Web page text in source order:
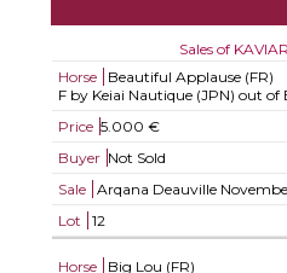
Sales of
Horse
Beautiful Applause (FR)
F by Keiai Nautique (JPN) out of
Price 5.000 €
Buyer Not Sold
Sale
Arqana Deauville
Lot
12
Horse
Big Lou (FR)